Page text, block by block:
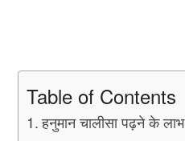
Table of Contents
हनुमान चालीसा पढ़ने के लाभ